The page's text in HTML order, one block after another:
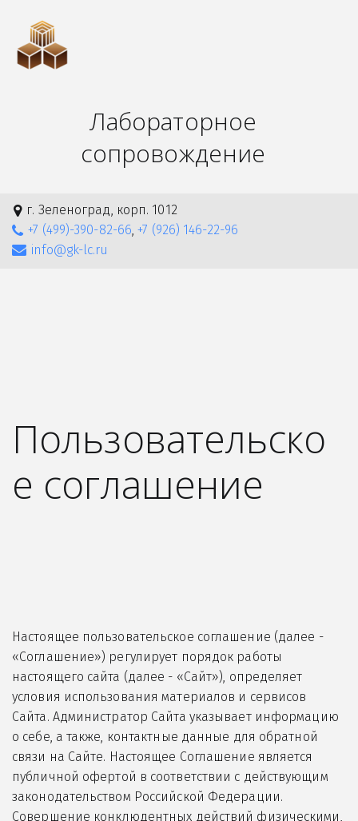
Лабораторное
сопровождение
г. Зеленоград, корп. 1012
+7 (499)-390-82-66,+7 (926) 146-22-96
info@gk-lc.ru
Пользовательско
е соглашение
Настоящее пользовательское соглашение (далее -
«Соглашение») регулирует порядок работы
настоящего сайта (далее - «Сайт»), определяет
условия использования материалов и сервисов
Сайта. Администратор Сайта указывает информацию
о себе, а также, контактные данные для обратной
связи на Сайте. Настоящее Соглашение является
публичной офертой в соответствии с действующим
законодательством Российской Федерации.
Совершение конклюдентных действий физическими,